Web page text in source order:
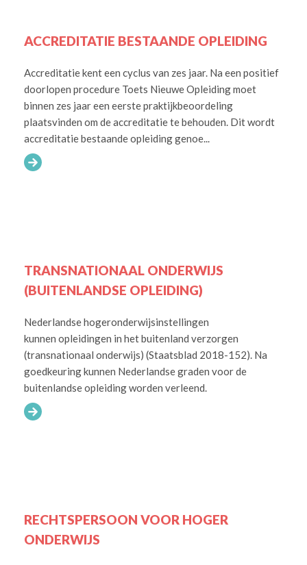
ACCREDITATIE BESTAANDE OPLEIDING
Accreditatie kent een cyclus van zes jaar. Na een positief
doorlopen procedure Toets Nieuwe Opleiding moet
binnen zes jaar een eerste praktijkbeoordeling
plaatsvinden om de accreditatie te behouden. Dit wordt
accreditatie bestaande opleiding genoe...
TRANSNATIONAAL ONDERWIJS
(BUITENLANDSE OPLEIDING)
Nederlandse hogeronderwijsinstellingen
kunnen opleidingen in het buitenland verzorgen
(transnationaal onderwijs) (Staatsblad 2018-152). Na
goedkeuring kunnen Nederlandse graden voor de
buitenlandse opleiding worden verleend.
RECHTSPERSOON VOOR HOGER
ONDERWIJS